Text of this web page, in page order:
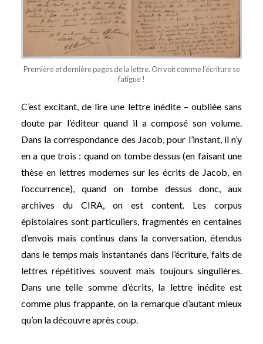
Première et dernière pages de la lettre. On voit comme l’écriture se
fatigue !
C’est excitant, de lire une lettre inédite – oubliée sans
doute par l’éditeur quand il a composé son volume.
Dans la correspondance des Jacob, pour l’instant, il n’y
en a que trois : quand on tombe dessus (en faisant une
thèse en lettres modernes sur les écrits de Jacob, en
l’occurrence), quand on tombe dessus donc, aux
archives du CIRA, on est content. Les corpus
épistolaires sont particuliers, fragmentés en centaines
d’envois mais continus dans la conversation, étendus
dans le temps mais instantanés dans l’écriture, faits de
lettres répétitives souvent mais toujours singulières.
Dans une telle somme d’écrits, la lettre inédite est
comme plus frappante, on la remarque d’autant mieux
qu’on la découvre après coup.